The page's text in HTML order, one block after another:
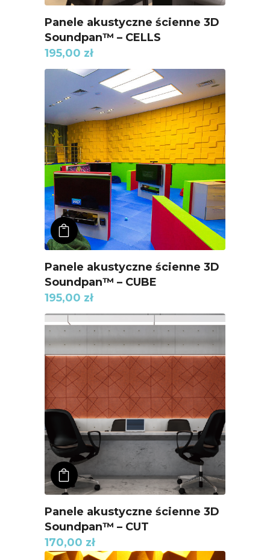
Panele akustyczne ścienne 3D
Soundpan™ – CELLS
195,00 zł
ADD TO KOSZYK
Panele akustyczne ścienne 3D
Soundpan™ – CUBE
195,00 zł
ADD TO KOSZYK
Panele akustyczne ścienne 3D
Soundpan™ – CUT
170,00 zł